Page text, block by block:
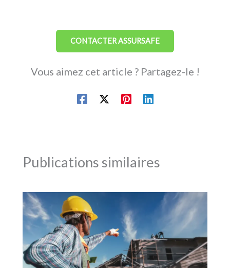
CONTACTER ASSURSAFE
Vous aimez cet article ? Partagez-le !
Publications similaires